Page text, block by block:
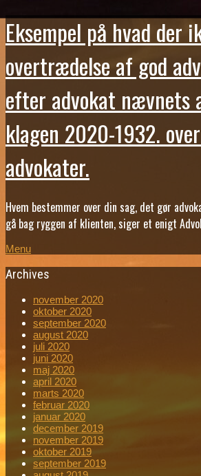
Eksempel på hvad der
overtrædelse af god
efter advokat nævnets
klagen 2020-1932.
advokater.
Hvem bestemmer over din sag, det gør
gå bag ryggen af klienten, siger et enigt
Menu
Archives
november 2020
oktober 2020
september 2020
august 2020
juli 2020
juni 2020
maj 2020
april 2020
marts 2020
februar 2020
januar 2020
december 2019
november 2019
oktober 2019
september 2019